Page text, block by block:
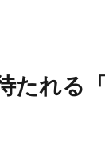
たれる